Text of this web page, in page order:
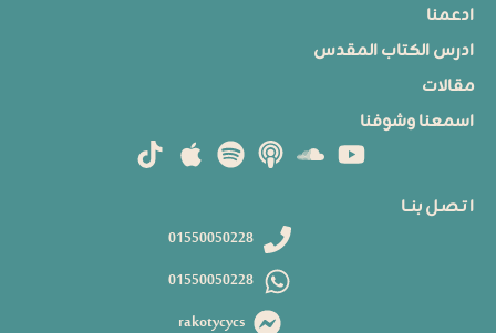
ا تـصـل بنــا
01550050228
01550050228
rakotycycs
ادعمنا
ادرس الكتاب المقدس
مقالات
اسمعنا وشوفنا